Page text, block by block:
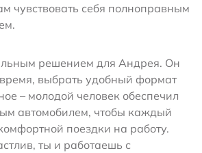
чувствовать себя полноправным
решением для Андрея. Он
выбрать удобный формат
– молодой человек обеспечил
автомобилем, чтобы каждый
поездки на работу.
ты и работаешь с